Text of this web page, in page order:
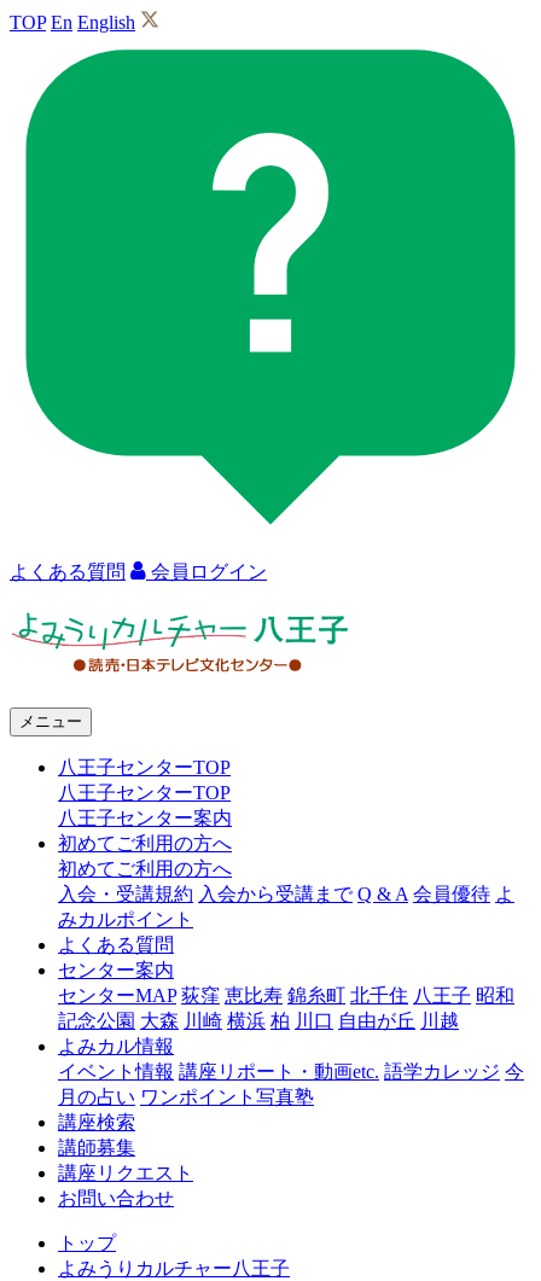
TOP En English
よくある質問 会員ログイン
ャ
王
メニュー
八王子センターTOP
八王子センターTOP
八王子センター案内
初めてご利用の方へ
初めてご利用の方へ
入会・受講規約 入会から受講まで Q & A 会員優待 よ
みカルポイント
よくある質問
センター案内
センターMAP 荻窪 恵比寿 錦糸町 北千住 八王子 昭和
記念公園 大森 川崎 横浜 柏 川口 自由が丘 川越
よみカル情報
イベント情報 講座リポート・動画etc. 語学カレッジ 今
月の占い ワンポイント写真塾
講座検索
講師募集
講座リクエスト
お問い合わせ
トップ
よみうりカルチャー八王子